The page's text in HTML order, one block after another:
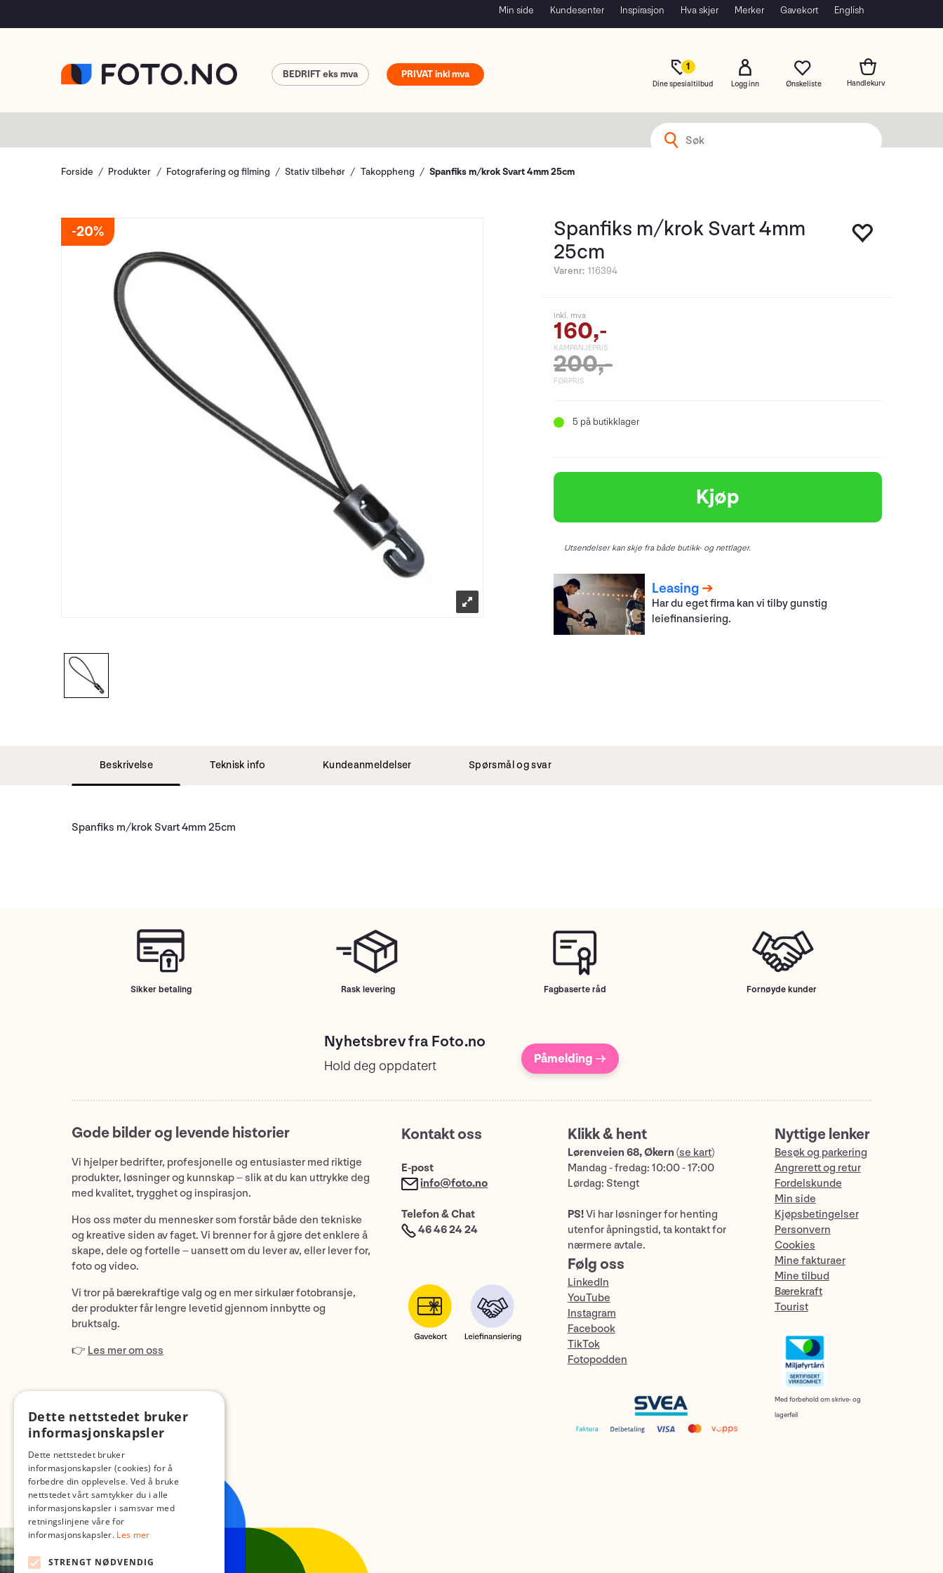
Min side Kundesenter Inspirasjon Hva skjer Merker Gavekort English
1
Dine spesialtilbud Logg inn
PRIVAT
BEDRIFT
Forside Produkter Fotografering og filming Stativ tilbehør Takoppheng Spanfiks m/krok Svart 4mm 25cm
20%
Spanfiks m/krok Svart 4mm
25cm
Varenr: 116394
inkl. mva
160,-
KAMPANJEPRIS
200,-
FØRPRIS
5 på butikklager
Kjøp
Utsendelser kan skje fra både butikk- og nettlager.
Leasing
Har du eget firma kan vi tilby gunstig
leiefinansiering.
Beskrivelse Teknisk info Kundeanmeldelser Spørsmål og svar
Spanfiks m/krok Svart 4mm 25cm
Sikker betaling Rask levering Fagbaserte råd Fornøyde kunder
Nyhetsbrev fra Foto.no
Hold deg oppdatert Påmelding →
Gode bilder og levende historier
Vi hjelper bedrifter, profesjonelle og entusiaster med riktige
produkter, løsninger og kunnskap – slik at du kan uttrykke deg
med kvalitet, trygghet og inspirasjon.
Hos oss møter du mennesker som forstår både den tekniske
og kreative siden av faget. Vi brenner for å gjøre det enklere å
skape, dele og fortelle – uansett om du lever av, eller lever for,
foto og video.
Vi tror på bærekraftige valg og en mer sirkulær fotobransje,
der produkter får lengre levetid gjennom innbytte og
bruktsalg.
👉 Les mer om oss
Kontakt oss
E-post
info@foto.no
Telefon & Chat
46 46 24 24
Klikk & hent
Lørenveien 68, Økern (se kart)
Mandag - fredag: 10:00 - 17:00
Lørdag: Stengt
PS!Vi har løsninger for henting
utenfor åpningstid, ta kontakt for
nærmere avtale.
Følg oss
LinkedIn
YouTube
Instagram
Facebook
TikTok
Fotopodden
Nyttige lenker
Besøk og parkering
Angrerett og retur
Fordelskunde
Min side
Kjøpsbetingelser
Personvern
Cookies
Mine fakturaer
Mine tilbud
Bærekraft
Tourist
Med forbehold om skrive- og
lagerfeil
Dette nettstedet bruker
informasjonskapsler
Dette nettstedet bruker
informasjonskapsler (cookies) for å
forbedre din opplevelse. Ved å bruke
nettstedet vårt samtykker du i alle
informasjonskapsler i samsvar med
retningslinjene våre for
informasjonskapsler. Les mer
STRENGT NØDVENDIG